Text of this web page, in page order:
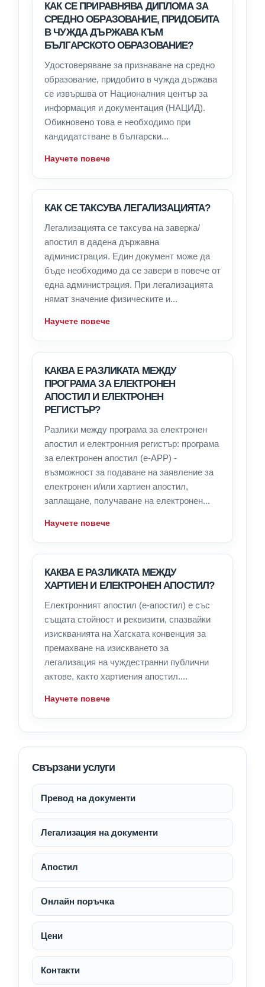
КАК СЕ ПРИРАВНЯВА ДИПЛОМА ЗА
СРЕДНО ОБРАЗОВАНИЕ, ПРИДОБИТА
В ЧУЖДА ДЪРЖАВА КЪМ
БЪЛГАРСКОТО ОБРАЗОВАНИЕ?
Удостоверяване за признаване на средно
образование, придобито в чужда държава
се извършва от Националния център за
информация и документация (НАЦИД).
Обикновено това е необходимо при
кандидатстване в български...
Научете повече
КАК СЕ ТАКСУВА ЛЕГАЛИЗАЦИЯТА?
Легализацията се таксува на заверка/
апостил в дадена държавна
администрация. Един документ може да
бъде необходимо да се завери в повече от
една администрация. При легализацията
нямат значение физическите и...
Научете повече
КАКВА Е РАЗЛИКАТА МЕЖДУ
ПРОГРАМА ЗА ЕЛЕКТРОНЕН
АПОСТИЛ И ЕЛЕКТРОНЕН
РЕГИСТЪР?
Разлики между програма за електронен
апостил и електронния регистър: програма
за електронен апостил (e-APP) -
възможност за подаване на заявление за
електронен и/или хартиен апостил,
заплащане, получаване на електронен...
Научете повече
КАКВА Е РАЗЛИКАТА МЕЖДУ
ХАРТИЕН И ЕЛЕКТРОНЕН АПОСТИЛ?
Електронният апостил (е-апостил) е със
същата стойност и реквизити, спазвайки
изискванията на Хагската конвенция за
премахване на изискването за
легализация на чуждестранни публични
актове, както хартиения апостил....
Научете повече
Свързани услуги
Превод на документи
Легализация на документи
Апостил
Онлайн поръчка
Цени
Контакти